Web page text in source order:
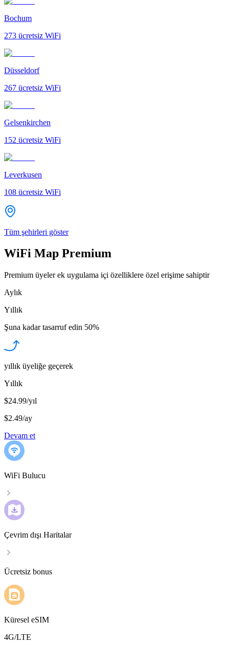
Bochum
273 ücretsiz WiFi
Düsseldorf
267 ücretsiz WiFi
Gelsenkirchen
152 ücretsiz WiFi
Leverkusen
108 ücretsiz WiFi
Tüm şehirleri göster
WiFi Map Premium
Premium üyeler ek uygulama içi özelliklere özel erişime sahiptir
Aylık
Yıllık
Şuna kadar tasarruf edin 50%
yıllık üyeliğe geçerek
Yıllık
$24.99/yıl
$2.49/ay
Devam et
WiFi Bulucu
Çevrim dışı Haritalar
Ücretsiz bonus
Küresel eSIM
4G/LTE